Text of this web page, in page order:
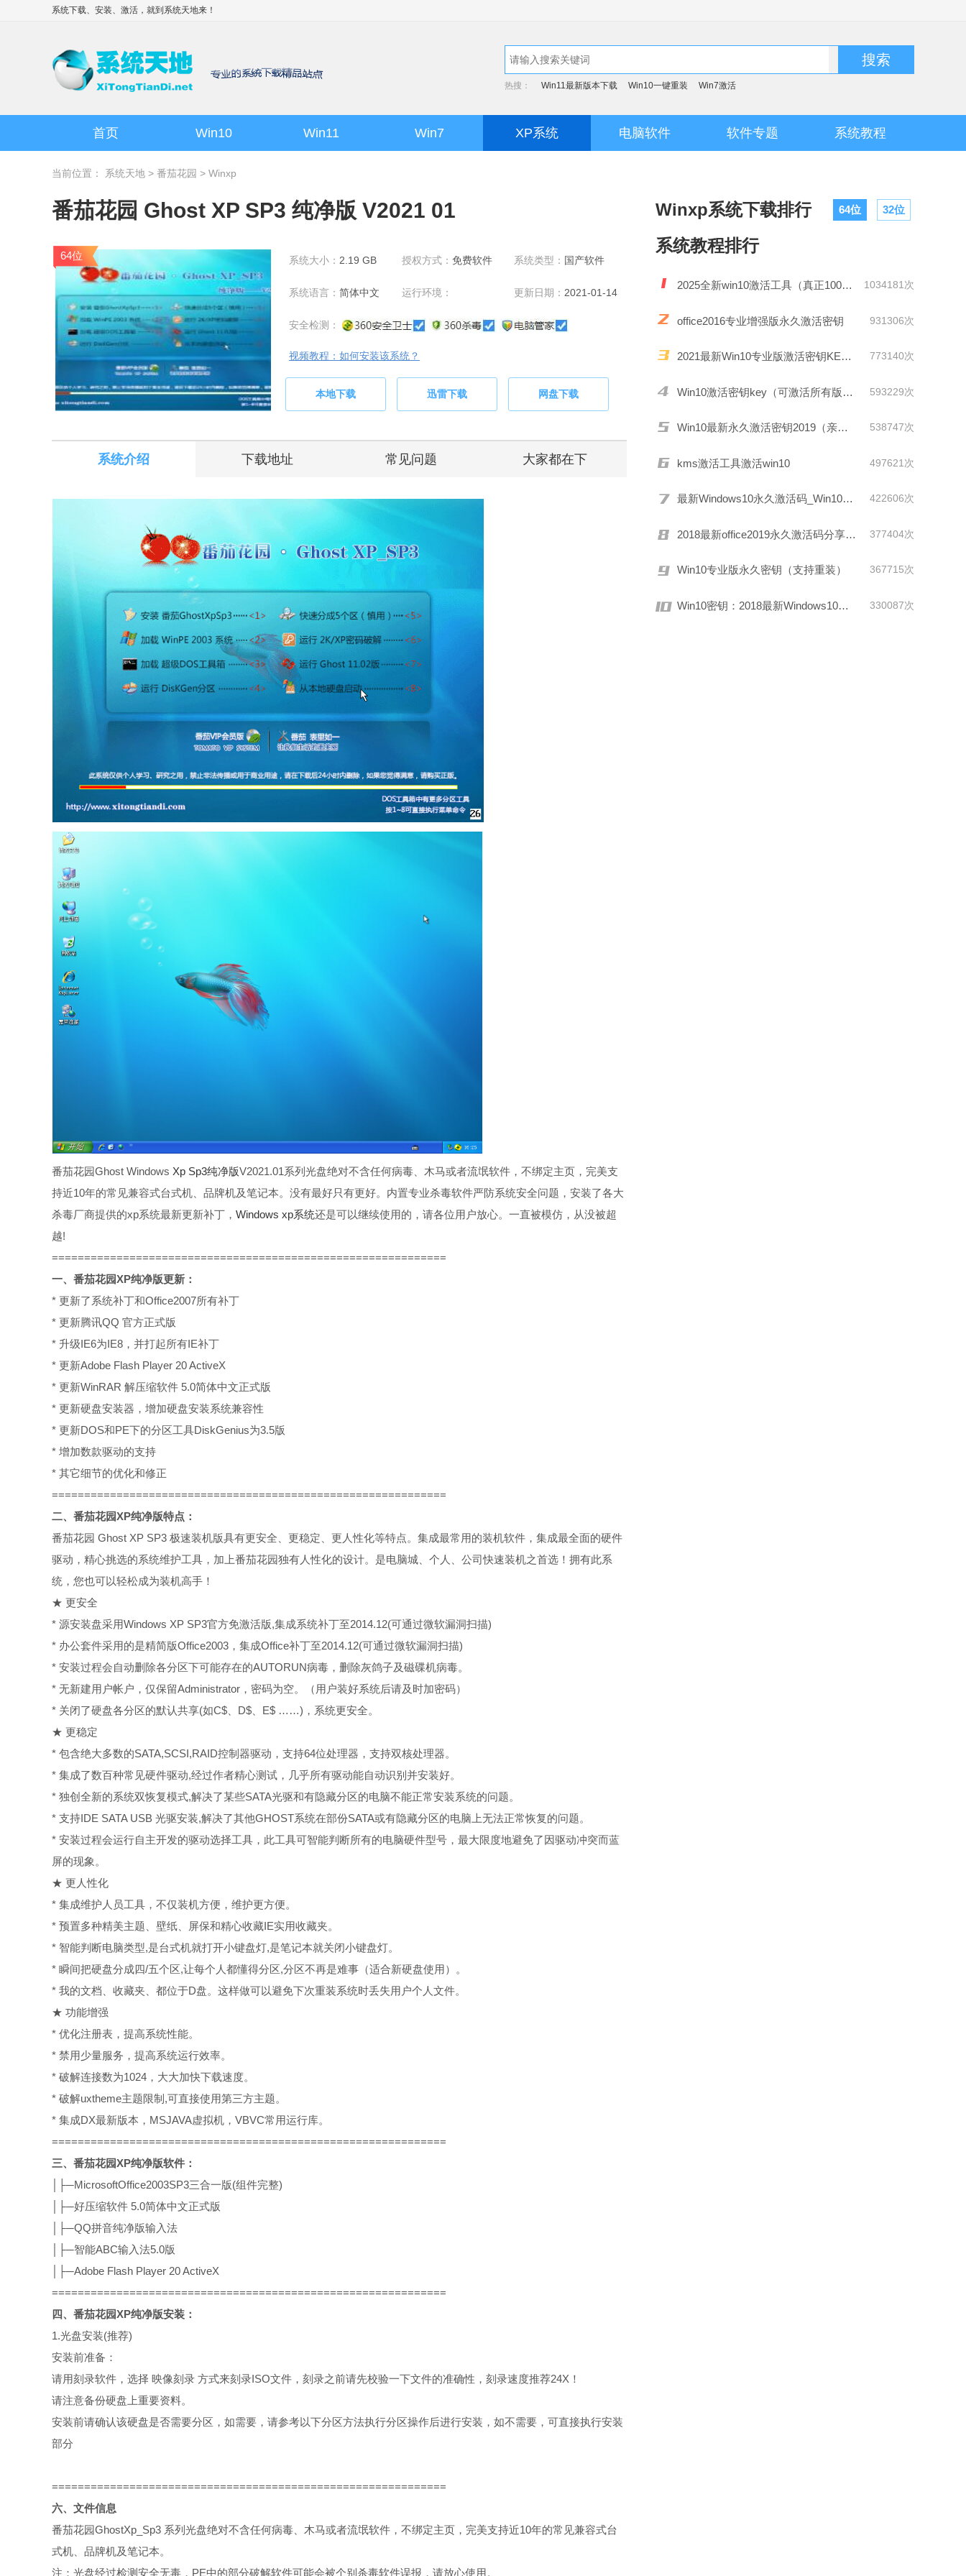
系统下载、安装、激活，就到 系统天地来！
搜索
热搜： Win11最新版本下载 Win10一键重装 Win7激活
首页 Win10 Win11 Win7 XP系统 电脑软件 软件专题 系统教程
当前位置： 系统天地 > 番茄花园 > Winxp
番茄花园 Ghost XP SP3 纯净版 V2021 01
64位 系统大小： 2.19 GB 授权方式： 免费软件 系统类型： 国产软件
系统语言： 简体中文
运行环境：
更新日期： 2021-01-14
安全检测：
视频教程：如何安装该系统？
本地下载 迅雷下载 网盘下载
系统介绍 下载地址 常见问题 大家都在下
番茄花园Ghost Windows Xp Sp3纯净版V2021.01系列光盘绝对不含任何病毒、木马或者流氓软件，不绑定主页，完美支
持近10年的常见兼容式台式机、品牌机及笔记本。没有最好只有更好。内置专业杀毒软件严防系统安全问题，安装了各大
杀毒厂商提供的xp系统最新更新补丁， Windows xp系统还是可以继续使用的，请各位用户放心。一直被模仿，从没被超
越!
=============================================================
一、番茄花园XP纯净版更新：
* 更新了系统补丁和Office2007所有补丁
* 更新腾讯QQ 官方正式版
* 升级IE6为IE8，并打起所有IE补丁
* 更新Adobe Flash Player 20 ActiveX
* 更新WinRAR 解压缩软件 5.0简体中文正式版
* 更新硬盘安装器，增加硬盘安装系统兼容性
* 更新DOS和PE下的分区工具DiskGenius为3.5版
* 增加数款驱动的支持
* 其它细节的优化和修正
=============================================================
二、番茄花园XP纯净版特点：
番茄花园 Ghost XP SP3 极速装机版具有更安全、更稳定、更人性化等特点。集成最常用的装机软件，集成最全面的硬件
驱动，精心挑选的系统维护工具，加上番茄花园独有人性化的设计。是电脑城、个人、公司快速装机之首选！拥有此系
统，您也可以轻松成为装机高手！
★ 更安全
* 源安装盘采用Windows XP SP3官方免激活版,集成系统补丁至2014.12(可通过微软漏洞扫描)
* 办公套件采用的是精简版Office2003，集成Office补丁至2014.12(可通过微软漏洞扫描)
* 安装过程会自动删除各分区下可能存在的AUTORUN病毒，删除灰鸽子及磁碟机病毒。
* 无新建用户帐户，仅保留Administrator，密码为空。（用户装好系统后请及时加密码）
* 关闭了硬盘各分区的默认共享(如C$、D$、E$ ……)，系统更安全。
★ 更稳定
* 包含绝大多数的SATA,SCSI,RAID控制器驱动，支持64位处理器，支持双核处理器。
* 集成了数百种常见硬件驱动,经过作者精心测试，几乎所有驱动能自动识别并安装好。
* 独创全新的系统双恢复模式,解决了某些SATA光驱和有隐藏分区的电脑不能正常安装系统的问题。
* 支持IDE SATA USB 光驱安装,解决了其他GHOST系统在部份SATA或有隐藏分区的电脑上无法正常恢复的问题。
* 安装过程会运行自主开发的驱动选择工具，此工具可智能判断所有的电脑硬件型号，最大限度地避免了因驱动冲突而蓝
屏的现象。
★ 更人性化
* 集成维护人员工具，不仅装机方便，维护更方便。
* 预置多种精美主题、壁纸、屏保和精心收藏IE实用收藏夹。
* 智能判断电脑类型,是台式机就打开小键盘灯,是笔记本就关闭小键盘灯。
* 瞬间把硬盘分成四/五个区,让每个人都懂得分区,分区不再是难事（适合新硬盘使用）。
* 我的文档、收藏夹、都位于D盘。这样做可以避免下次重装系统时丢失用户个人文件。
★ 功能增强
* 优化注册表，提高系统性能。
* 禁用少量服务，提高系统运行效率。
* 破解连接数为1024，大大加快下载速度。
* 破解uxtheme主题限制,可直接使用第三方主题。
* 集成DX最新版本，MSJAVA虚拟机，VBVC常用运行库。
=============================================================
三、番茄花园XP纯净版软件：
│├─MicrosoftOffice2003SP3三合一版(组件完整)
│├─好压缩软件 5.0简体中文正式版
│├─QQ拼音纯净版输入法
│├─智能ABC输入法5.0版
│├─Adobe Flash Player 20 ActiveX
=============================================================
四、番茄花园XP纯净版安装：
1.光盘安装(推荐)
安装前准备：
请用刻录软件，选择 映像刻录 方式来刻录ISO文件，刻录之前请先校验一下文件的准确性，刻录速度推荐24X！
请注意备份硬盘上重要资料。
安装前请确认该硬盘是否需要分区，如需要，请参考以下分区方法执行分区操作后进行安装，如不需要，可直接执行安装
部分
=============================================================
六、文件信息
番茄花园GhostXp_Sp3 系列光盘绝对不含任何病毒、木马或者流氓软件，不绑定主页，完美支持近10年的常见兼容式台
式机、品牌机及笔记本。
注：光盘经过检测安全无毒，PE中的部分破解软件可能会被个别杀毒软件误报，请放心使用。
Winxp系统下载排行 64位 32位
系统教程排行
2025全新win10激活工具（真正100%激活） 1034181次
office2016专业增强版永久激活密钥 931306次
2021最新Win10专业版激活密钥KEY推荐 773140次
Win10激活密钥key（可激活所有版本） 593229次
Win10最新永久激活密钥2019（亲测有效） 538747次
kms激活工具激活win10 497621次
最新Windows10永久激活码_Win10通用序列号 422606次
2018最新office2019永久激活码分享(附激活工具) 377404次
Win10专业版永久密钥（支持重装） 367715次
Win10密钥：2018最新Windows10激活码/KEY分享 330087次